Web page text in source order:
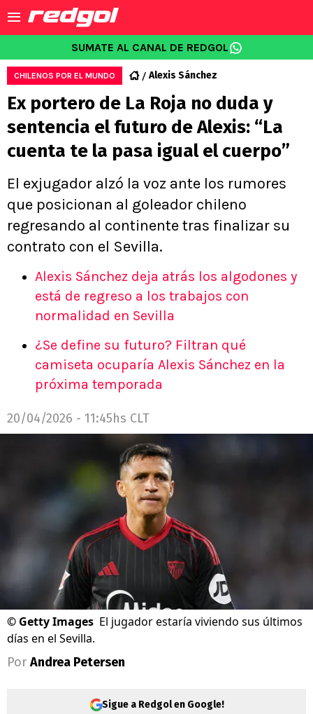
SUMATE AL CANAL DE REDGOL
CHILENOS POR EL MUNDO Alexis Sánchez
Ex portero de La Roja no duda y
sentencia el futuro de Alexis: “La
cuenta te la pasa igual el cuerpo”
El exjugador alzó la voz ante los rumores
que posicionan al goleador chileno
regresando al continente tras finalizar su
contrato con el Sevilla.
Alexis Sánchez deja atrás los algodones y
está de regreso a los trabajos con
normalidad en Sevilla
¿Se define su futuro? Filtran qué
camiseta ocuparía Alexis Sánchez en la
próxima temporada
20/04/2026 - 11:45hs CLT
© Getty Images El jugador estaría viviendo sus últimos
días en el Sevilla.
Por Andrea Petersen
Sigue a Redgol en Google!